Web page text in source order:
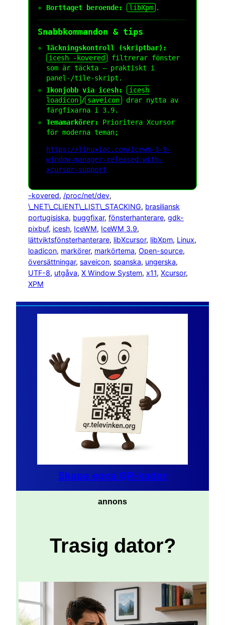
Borttaget beroende:
libXpm .
Snabbkommandon & tips
Täckningskontroll (skriptbar):
icesh -kovered
filtrerar fönster
som är täckta – praktiskt i
panel-/tile-skript.
Ikonjobb via icesh:
icesh
loadicon / saveicon
drar nytta av
färgfixarna i 3.9.
Temamarkörer:
Prioritera Xcursor
för moderna teman;
https://linuxiac.com/icewm-3-9-
window-manager-released-with-
xcursor-support
-kovered, /proc/net/dev
\_NET\_CLIENT\_LIST\_STACKING, brasiliansk
portugisiska, buggfixar, fönsterhanterare, gdk-
pixbuf, icesh, IceWM, IceWM 3.9
lättviktsfönsterhanterare, libXcursor, libXpm, Linux
loadicon, markörer, markörtema, Open-source
översättningar, saveicon, spanska, ungerska
UTF-8, utgåva, X Window System, x11, Xcursor
XPM
Skapa egna QR-koder
annons
Trasig dator?